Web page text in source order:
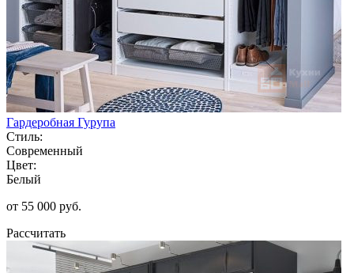
Гардеробная Гурупа
Стиль:
Современный
Цвет:
Белый
от 55 000 руб.
Рассчитать